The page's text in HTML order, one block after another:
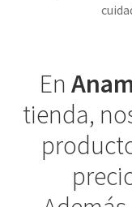
En
tienda,